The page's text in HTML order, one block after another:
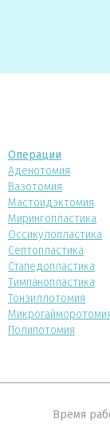
Операции
Аденотомия
Вазотомия
Мастоидэктомия
Мирингопластика
Оссикулопластика
Септопластика
Стапедопластика
Тимпанопластика
Тонзиллотомия
Полипотомия
Время